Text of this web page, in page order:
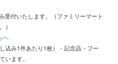
受付いたします。（ファミリーマート
）
へ
込み1件あたり1枚）・記念品・フー
います。